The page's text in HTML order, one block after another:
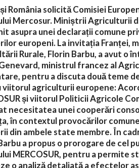
România solicită Comisiei
Mercosur. Miniștrii Agriculturii
asupra unei declarații comune
europeni. La invitația Franței,
Rurale, Florin Barbu, a avut o
ministrul francez al
pentru a discuta două teme
agriculturii europene:
și viitorul Politicii Agricole
necesitatea unei cooperări
în contextul provocărilor
din ambele state membre. În
a propus o prorogare de cel
MERCOSUR, pentru a permite
o analiză detaliată a efectelor